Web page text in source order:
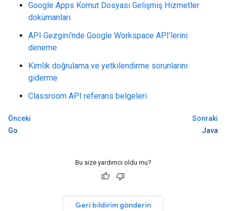
Google Apps Komut Dosyası Gelişmiş Hizmetler
dokümanları
API Gezgini'nde Google Workspace API'lerini
deneme
Kimlik doğrulama ve yetkilendirme sorunlarını
giderme
Classroom API referans belgeleri
Önceki
Go
Sonraki
Java
Bu size yardımcı oldu mu?
Geri bildirim gönderin